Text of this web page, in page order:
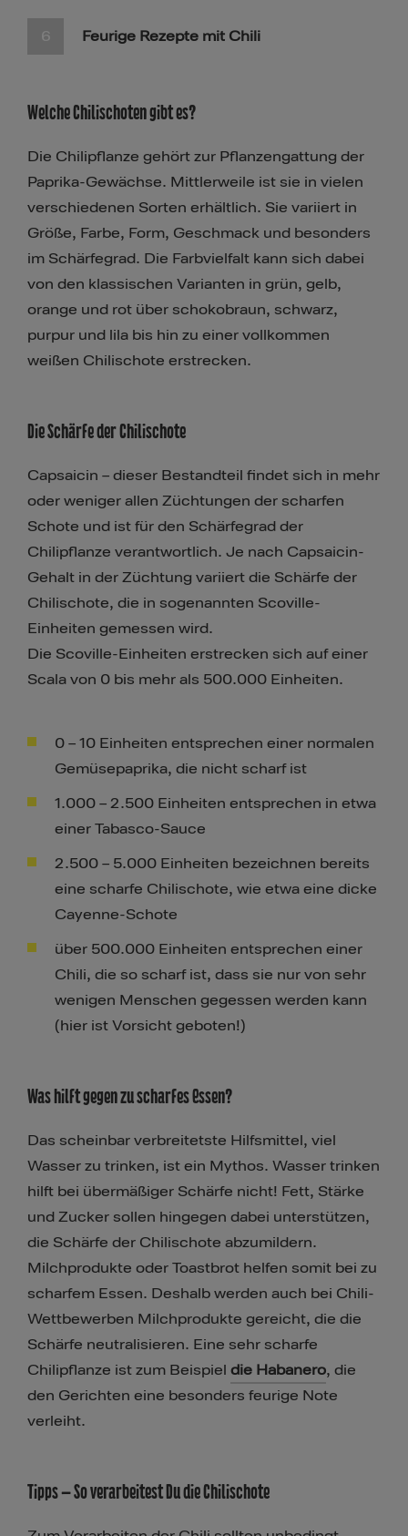
Feurige Rezepte mit Chili
Welche Chilischoten gibt es?
Die Chilipflanze gehört zur Pflanzengattung der
Paprika-Gewächse. Mittlerweile ist sie in vielen
verschiedenen Sorten erhältlich. Sie variiert in
Größe, Farbe, Form, Geschmack und besonders
im Schärfegrad. Die Farbvielfalt kann sich dabei
von den klassischen Varianten in grün, gelb,
orange und rot über schokobraun, schwarz,
purpur und lila bis hin zu einer vollkommen
weißen Chilischote erstrecken.
Die Schärfe der Chilischote
Capsaicin – dieser Bestandteil findet sich in mehr
oder weniger allen Züchtungen der scharfen
Schote und ist für den Schärfegrad der
Chilipflanze verantwortlich. Je nach Capsaicin-
Gehalt in der Züchtung variiert die Schärfe der
Chilischote, die in sogenannten Scoville-
Einheiten gemessen wird.
Die Scoville-Einheiten erstrecken sich auf einer
Scala von 0 bis mehr als 500.000 Einheiten.
0 – 10 Einheiten entsprechen einer normalen
Gemüsepaprika, die nicht scharf ist
1.000 – 2.500 Einheiten entsprechen in etwa
einer Tabasco-Sauce
2.500 – 5.000 Einheiten bezeichnen bereits
eine scharfe Chilischote, wie etwa eine dicke
Cayenne-Schote
über 500.000 Einheiten entsprechen einer
Chili, die so scharf ist, dass sie nur von sehr
wenigen Menschen gegessen werden kann
(hier ist Vorsicht geboten!)
Was hilft gegen zu scharfes Essen?
Das scheinbar verbreitetste Hilfsmittel, viel
Wasser zu trinken, ist ein Mythos. Wasser trinken
hilft bei übermäßiger Schärfe nicht! Fett, Stärke
und Zucker sollen hingegen dabei unterstützen,
die Schärfe der Chilischote abzumildern.
Milchprodukte oder Toastbrot helfen somit bei zu
scharfem Essen. Deshalb werden auch bei Chili-
Wettbewerben Milchprodukte gereicht, die die
Schärfe neutralisieren. Eine sehr scharfe
Chilipflanze ist zum Beispiel die Habanero​, die
den Gerichten eine besonders feurige Note
verleiht.
Tipps – So verarbeitest Du die Chilischote